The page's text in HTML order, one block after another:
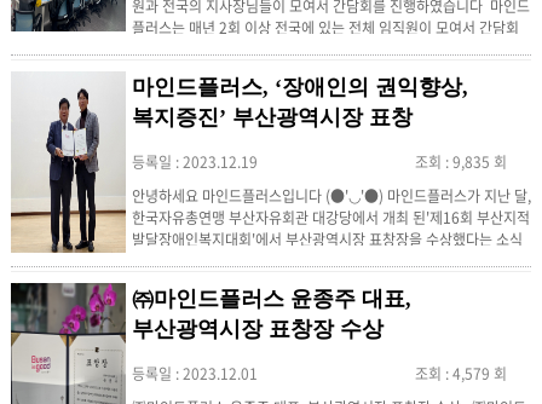
원과 전국의 지사장님들이 모여서 간담회를 진행하였습니다 마인드
플러스는 매년 2회 이상 전국에 있는 전체 임직원이 모여서 간담회
를 진행하고 있습니다 이번 간담회는 먼저, 부산본사에서 마인드플
러스가 지난 한해동안 활동했던 결과와 운영 실적을 발표하였습니다​
이후 전국 임직원 모두가 업무를 진행하며 느꼈던 필요한 점, 개선할
점 등을 자유롭게 공유하며 열띤 논의가 진행되었습니다 간담회...
마인드플러스, ‘장애인의 권익향상,
복지증진’ 부산광역시장 표창
등록일 : 2023.12.19
조회 : 9,835 회
안녕하세요 마인드플러스입니다 (●'◡'●) 마인드플러스가 지난 달,
한국자유총연맹 부산자유회관 대강당에서 개최 된'제16회 부산지적
발달장애인복지대회'에서 부산광역시장 표창장을 수상했다는 소식
을 전해드렸었는데요! 관련 기사도 전해드리려고 해요! ▼ 기사 확인
부산일보​https://www.busan.com/view/busan/view.php?
code=2023121810181517806서울경제
https://www.sedaily.com/NewsView/29YISA1D4C ...
㈜마인드플러스 윤종주 대표,
부산광역시장 표창장 수상
등록일 : 2023.12.01
조회 : 4,579 회